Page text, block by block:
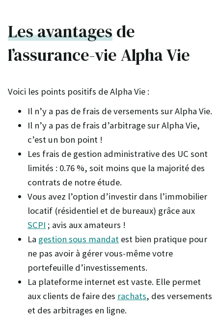
Les avantagesde
l’assurance-vie Alpha Vie
Voici les points positifs de Alpha Vie :
Il n’y a pas de frais de versements sur Alpha Vie.
Il n’y a pas de frais d’arbitrage sur Alpha Vie,
c’est un bon point !
Les frais de gestion administrative des UC sont
limités : 0.76 %, soit moins que la majorité des
contrats de notre étude.
Vous avez l’option d’investir dans l’immobilier
locatif (résidentiel et de bureaux) grâce aux
SCPI ; avis aux amateurs !
La gestion sous mandat est bien pratique pour
ne pas avoir à gérer vous-même votre
portefeuille d’investissements.
La plateforme internet est vaste. Elle permet
aux clients de faire des rachats, des versements
et des arbitrages en ligne.